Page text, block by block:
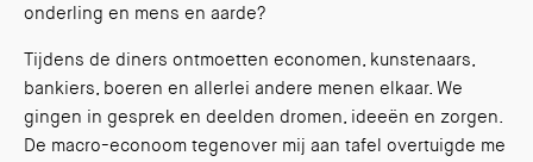
onderling en mens en aarde?
Tijdens de diners ontmoetten economen, kunstenaars,
bankiers, boeren en allerlei andere menen elkaar. We
gingen in gesprek en deelden dromen, ideeën en zorgen.
De macro-econoom tegenover mij aan tafel overtuigde me